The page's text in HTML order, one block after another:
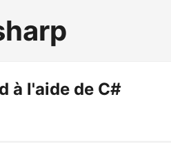
à l'aide de C#